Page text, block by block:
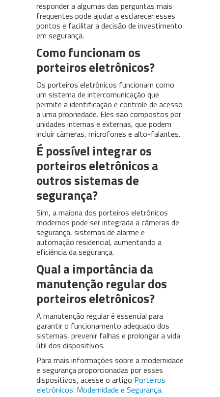
responder a algumas das perguntas mais
frequentes pode ajudar a esclarecer esses
pontos e facilitar a decisão de investimento
em segurança.
Como funcionam os
porteiros eletrônicos?
Os porteiros eletrônicos funcionam como
um sistema de intercomunicação que
permite a identificação e controle de acesso
a uma propriedade. Eles são compostos por
unidades internas e externas, que podem
incluir câmeras, microfones e alto-falantes.
É possível integrar os
porteiros eletrônicos a
outros sistemas de
segurança?
Sim, a maioria dos porteiros eletrônicos
modernos pode ser integrada a câmeras de
segurança, sistemas de alarme e
automação residencial, aumentando a
eficiência da segurança.
Qual a importância da
manutenção regular dos
porteiros eletrônicos?
A manutenção regular é essencial para
garantir o funcionamento adequado dos
sistemas, prevenir falhas e prolongar a vida
útil dos dispositivos.
Para mais informações sobre a modernidade
e segurança proporcionadas por esses
dispositivos, acesse o artigo Porteiros
eletrônicos: Modernidade e Segurança.